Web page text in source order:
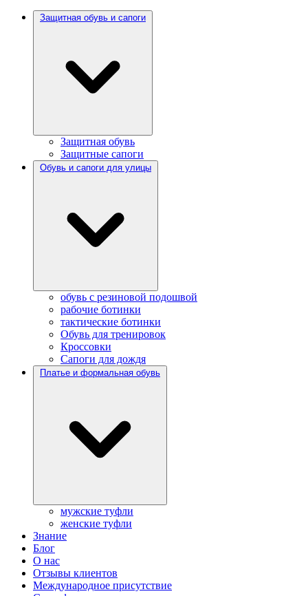
Защитная обувь и сапоги
Защитная обувь
Защитные сапоги
Обувь и сапоги для улицы
обувь с резиновой подошвой
рабочие ботинки
тактические ботинки
Обувь для тренировок
Кроссовки
Сапоги для дождя
Платье и формальная обувь
мужские туфли
женские туфли
Знание
Блог
О нас
Отзывы клиентов
Международное присутствие